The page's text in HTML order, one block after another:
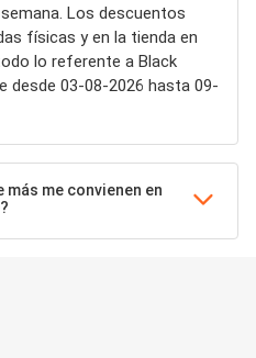
Los descuentos
físicas y en la tienda en
lo referente a Black
desde 03-08-2026 hasta 09-
me convienen en